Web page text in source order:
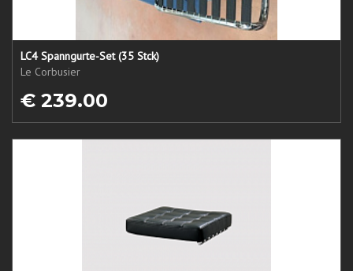
LC4 Spanngurte-Set (35 Stck)
Le Corbusier
€ 239.00